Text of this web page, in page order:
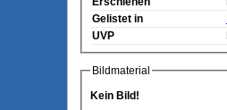
Gelistet in
UVP
Bildmaterial
Kein Bild!